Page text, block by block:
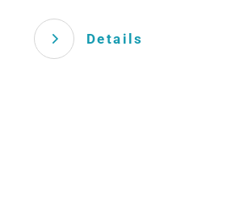
Details